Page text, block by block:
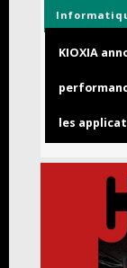
KIOXIA
les